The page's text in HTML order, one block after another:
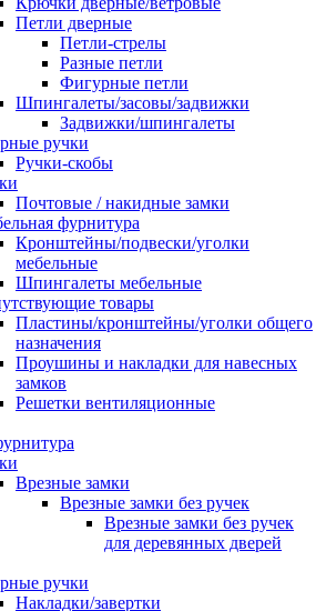
Петли дверные
Петли-стрелы
Разные петли
Фигурные петли
Шпингалеты/засовы/задвижки
Задвижки/шпингалеты
ручки
Ручки-скобы
Почтовые / накидные замки
фурнитура
Кронштейны/подвески/уголки
мебельные
Шпингалеты мебельные
товары
Пластины/кронштейны/уголки общего
назначения
Проушины и накладки для навесных
замков
Решетки вентиляционные
Врезные замки
Врезные замки без ручек
Врезные замки без ручек
для деревянных дверей
ручки
Накладки/завертки